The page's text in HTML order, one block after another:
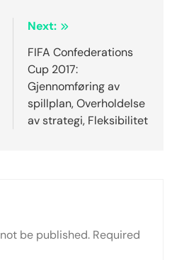
Next:
FIFA Confederations
Cup 2017:
Gjennomføring av
spillplan, Overholdelse
av strategi, Fleksibilitet
be published. Required